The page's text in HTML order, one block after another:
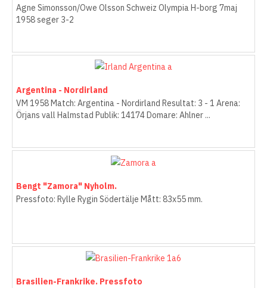
Agne Simonsson/Owe Olsson Schweiz Olympia H-borg 7maj
1958 seger 3-2
Argentina - Nordirland
VM 1958 Match: Argentina - Nordirland Resultat: 3 - 1 Arena:
Örjans vall Halmstad Publik: 14174 Domare: Ahlner ...
Bengt "Zamora" Nyholm.
Pressfoto: Rylle Rygin Södertälje Mått: 83x55 mm.
Brasilien-Frankrike. Pressfoto